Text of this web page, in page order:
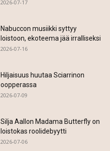
2026-07-17
Nabuccon musiikki syttyy
loistoon, ekoteema jää irralliseksi
2026-07-16
Hiljaisuus huutaa Sciarrinon
oopperassa
2026-07-09
Silja Aallon Madama Butterfly on
loistokas roolidebyytti
2026-07-06